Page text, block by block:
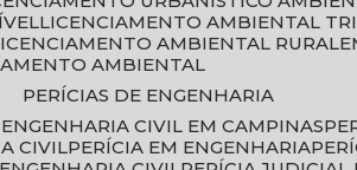
LICENCIAMENTO AMBIENTAL
LICENCIAMENTO AMBIENTAL RURAL
AMBIENTAL
PERÍCIAS DE ENGENHARIA
ENGENHARIA CIVIL EM CAMPINAS
CIVIL PERÍCIA EM ENGENHARIA